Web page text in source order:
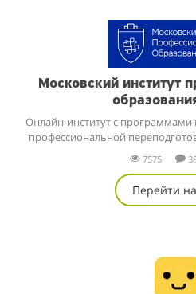
Московский институт
Онлайн-институт с
профессиональной
7575
Перейти